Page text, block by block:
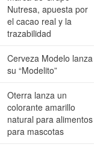
Nutresa, apuesta por
el cacao real y la
trazabilidad
Cerveza Modelo lanza
su “Modelito”
Oterra lanza un
colorante amarillo
natural para alimentos
para mascotas